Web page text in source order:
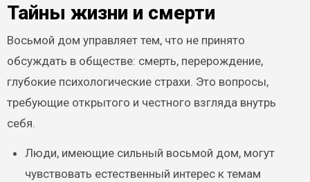
Тайны жизни и смерти
Восьмой дом управляет тем, что не принято
обсуждать в обществе: смерть, перерождение,
глубокие психологические страхи. Это вопросы,
требующие открытого и честного взгляда внутрь
себя.
Люди, имеющие сильный восьмой дом, могут
чувствовать естественный интерес к темам